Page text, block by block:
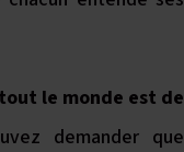
le monde est de
demander que